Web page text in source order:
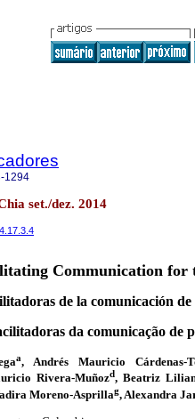
1294
set./dez. 2014
Communication for
de la comunicación de
da comunicação de
a, Andrés Mauricio Cárdenas-
Rivera-Muñozd, Beatriz
Moreno-Asprillag, Alexandra